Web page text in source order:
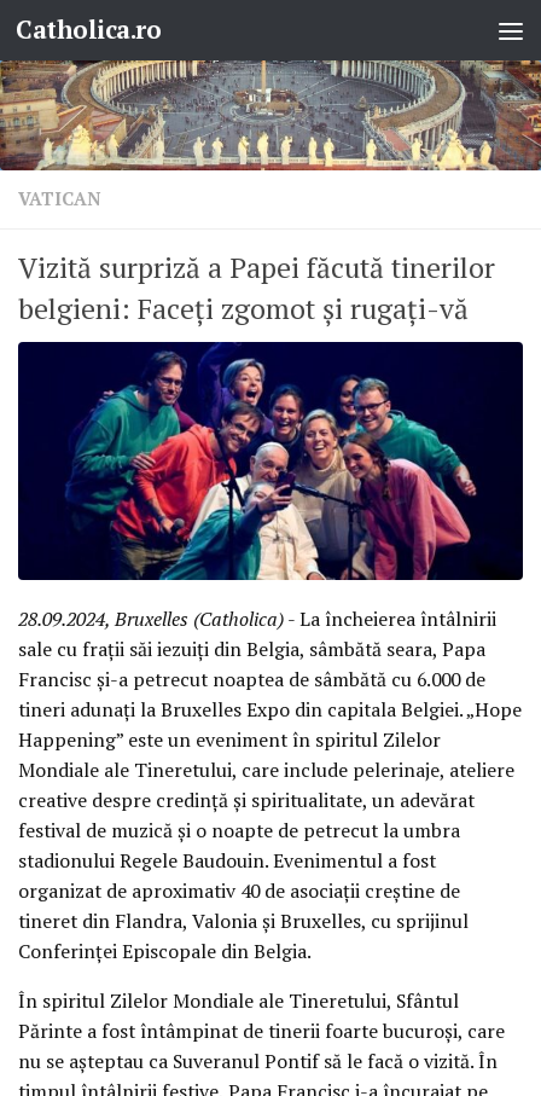
Skip to content
Catholica.ro
VATICAN
Vizită surpriză a Papei făcută tinerilor
belgieni: Faceți zgomot și rugați-vă
28.09.2024, Bruxelles (Catholica)- La încheierea întâlnirii
sale cu frații săi iezuiți din Belgia, sâmbătă seara, Papa
Francisc și-a petrecut noaptea de sâmbătă cu 6.000 de
tineri adunați la Bruxelles Expo din capitala Belgiei. „Hope
Happening” este un eveniment în spiritul Zilelor
Mondiale ale Tineretului, care include pelerinaje, ateliere
creative despre credință și spiritualitate, un adevărat
festival de muzică și o noapte de petrecut la umbra
stadionului Regele Baudouin. Evenimentul a fost
organizat de aproximativ 40 de asociații creștine de
tineret din Flandra, Valonia și Bruxelles, cu sprijinul
Conferinței Episcopale din Belgia.
În spiritul Zilelor Mondiale ale Tineretului, Sfântul
Părinte a fost întâmpinat de tinerii foarte bucuroși, care
nu se așteptau ca Suveranul Pontif să le facă o vizită. În